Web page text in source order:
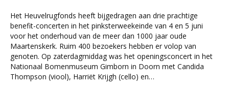
Het Heuvelrugfonds heeft bijgedragen aan drie prachtige
benefit-concerten in het pinksterweekeinde van 4 en 5 juni
voor het onderhoud van de meer dan 1000 jaar oude
Maartenskerk. Ruim 400 bezoekers hebben er volop van
genoten. Op zaterdagmiddag was het openingsconcert in het
Nationaal Bomenmuseum Gimborn in Doorn met Candida
Thompson (viool), Harriët Krijgh (cello) en…